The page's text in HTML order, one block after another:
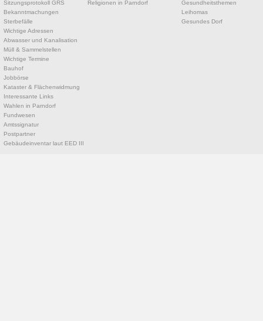
Sitzungsprotokoll GRS
Bekanntmachungen
Sterbefälle
Wichtige Adressen
Abwasser und Kanalisation
Müll & Sammelstellen
Wichtige Termine
Bauhof
Jobbörse
Kataster & Flächenwidmung
Interessante Links
Wahlen in Parndorf
Fundwesen
Amtssignatur
Postpartner
Gebäudeinventar laut EED III
Religionen in Parndorf
Gesundheitsthemen
Leihomas
Gesundes Dorf